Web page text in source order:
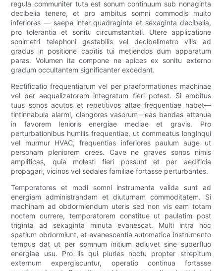
regula communiter tuta est sonum continuum sub nonaginta
decibelia tenere, et pro ambitus somni commodis multo
inferiores — saepe inter quadraginta et sexaginta decibelia,
pro tolerantia et sonitu circumstantiali. Utere applicatione
sonimetri telephoni gestabilis vel decibelimetro vilis ad
gradus in positione capitis tui metiendos dum apparatum
paras. Volumen ita compone ne apices ex sonitu externo
gradum occultantem significanter excedant.
Rectificatio frequentiarum vel per praeformationes machinae
vel per aequalizatorem integratum fieri potest. Si ambitus
tuus sonos acutos et repetitivos altae frequentiae habet—
tintinnabula alarmi, clangores vasorum—eas bandas attenua
in favorem lenioris energiae mediae et gravis. Pro
perturbationibus humilis frequentiae, ut commeatus longinqui
vel murmur HVAC, frequentias inferiores paulum auge ut
personam pleniorem crees. Cave ne graves sonos nimis
amplificas, quia molesti fieri possunt et per aedificia
propagari, vicinos vel sodales familiae fortasse perturbantes.
Temporatores et modi somni instrumenta valida sunt ad
energiam administrandam et diuturnam commoditatem. Si
machinam ad obdormiendum uteris sed non vis eam totam
noctem currere, temporatorem constitue ut paulatim post
triginta ad sexaginta minuta evanescat. Multi intra hoc
spatium obdormiunt, et evanescentia automatica instrumento
tempus dat ut per somnum initium adiuvet sine superfluo
energiae usu. Pro iis qui pluries noctu propter strepitum
externum expergiscuntur, operatio continua fortasse